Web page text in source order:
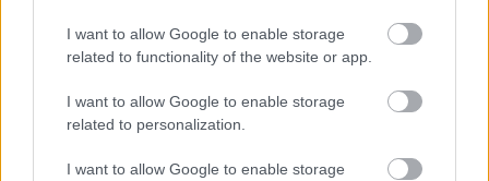
I want to allow Google to enable storage
related to functionality of the website or app.
I want to allow Google to enable storage
related to personalization.
I want to allow Google to enable storage